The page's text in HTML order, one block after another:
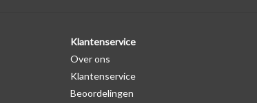
Klantenservice
Over ons
Klantenservice
Beoordelingen